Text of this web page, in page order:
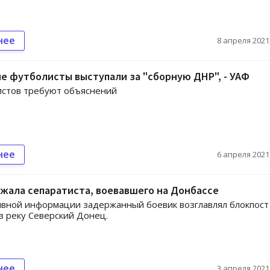
8 апреля
футболисты выступали за "сборную ДНР", - УАФ
требуют объяснений
6 апреля
сепаратиста, воевавшего на Донбассе
информации задержанный боевик возглавлял
реку Северский Донец.